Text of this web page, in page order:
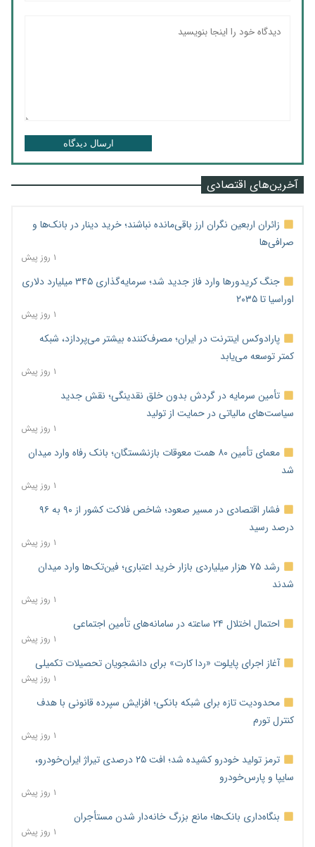
ارسال دیدگاه
آخرین‌های اقتصادی
زائران اربعین نگران ارز باقی‌مانده نباشند؛ خرید دینار در بانک‌ها و
صرافی‌ها
۱ روز پیش
جنگ کریدورها وارد فاز جدید شد؛ سرمایه‌گذاری ۳۴۵ میلیارد دلاری
اوراسیا تا ۲۰۳۵
۱ روز پیش
پارادوکس اینترنت در ایران؛ مصرف‌کننده بیشتر می‌پردازد، شبکه
کمتر توسعه می‌یابد
۱ روز پیش
تأمین سرمایه در گردش بدون خلق نقدینگی؛ نقش جدید
سیاست‌های مالیاتی در حمایت از تولید
۱ روز پیش
معمای تأمین ۸۰ همت معوقات بازنشستگان؛ بانک رفاه وارد میدان
شد
۱ روز پیش
فشار اقتصادی در مسیر صعود؛ شاخص فلاکت کشور از ۹۰ به ۹۶
درصد رسید
۱ روز پیش
رشد ۷۵ هزار میلیاردی بازار خرید اعتباری؛ فین‌تک‌ها وارد میدان
شدند
۱ روز پیش
احتمال اختلال ۲۴ ساعته در سامانه‌های تأمین اجتماعی
۱ روز پیش
آغاز اجرای پایلوت «ردا کارت» برای دانشجویان تحصیلات تکمیلی
۱ روز پیش
محدودیت تازه برای شبکه بانکی؛ افزایش سپرده قانونی با هدف
کنترل تورم
۱ روز پیش
ترمز تولید خودرو کشیده شد؛ افت ۲۵ درصدی تیراژ ایران‌خودرو،
سایپا و پارس‌خودرو
۱ روز پیش
بنگاه‌داری بانک‌ها؛ مانع بزرگ خانه‌دار شدن مستأجران
۱ روز پیش